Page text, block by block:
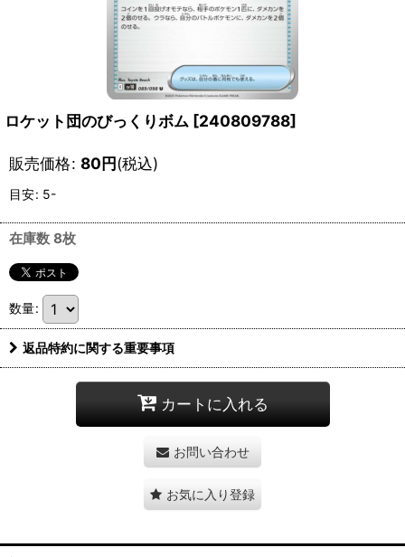
ロケット団のびっくりボム [240809788]
販売価格: 80円(税込)
目安: 5-
在庫数 8枚
数量:
返品特約に関する重要事項
カートに入れる
お問い合わせ
お気に入り登録